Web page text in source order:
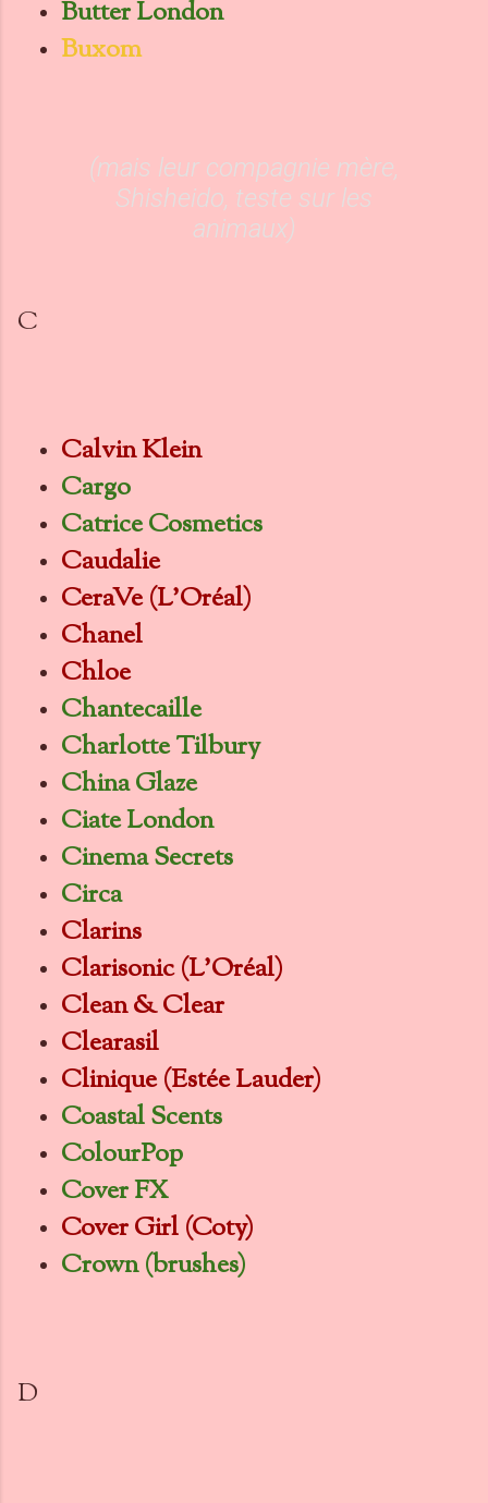
Butter London
Buxom
(mais leur compagnie mère,
Shisheido, teste sur les
animaux)
C
Calvin Klein
Cargo
Catrice Cosmetics
Caudalie
CeraVe (L'Oréal)
Chanel
Chloe
Chantecaille
Charlotte Tilbury
China Glaze
Ciate London
Cinema Secrets
Circa
Clarins
Clarisonic (L'Oréal)
Clean & Clear
Clearasil
Clinique (Estée Lauder)
Coastal Scents
ColourPop
Cover FX
Cover Girl (Coty)
Crown (brushes)
D